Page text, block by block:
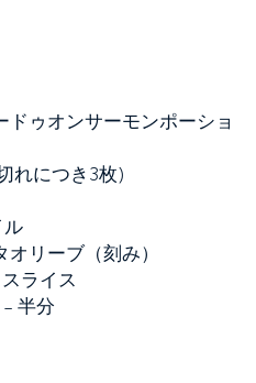
ドゥオンサーモンポーショ
れにつき3枚)
ル
オリーブ（刻み）
ライス
- 半分